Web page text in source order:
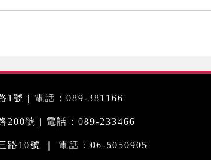
1號 | 電話：089-381166
200號 | 電話：089-233466
路10號 ｜ 電話：06-5050905